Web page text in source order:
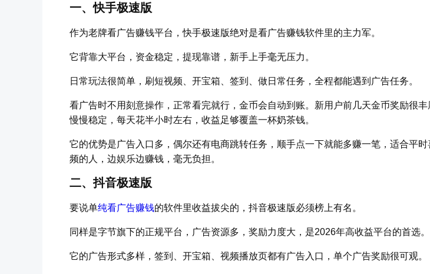
一、快手极速版
作为老牌看广告赚钱平台，快手极速版绝对是看广告赚钱软件里的主力军。
它背靠大平台，资金稳定，提现靠谱，新手上手毫无压力。
日常玩法很简单，刷短视频、开宝箱、签到、做日常任务，全程都能遇到广告任务。
看广告时不用刻意操作，正常看完就行，金币会自动到账。新用户前几天金币奖励很丰
慢慢稳定，每天花半小时左右，收益足够覆盖一杯奶茶钱。
它的优势是广告入口多，偶尔还有电商跳转任务，顺手点一下就能多赚一笔，适合平
频的人，边娱乐边赚钱，毫无负担。
二、抖音极速版
要说单纯看广告赚钱的软件里收益拔尖的，抖音极速版必须榜上有名。
同样是字节旗下的正规平台，广告资源多，奖励力度大，是2026年高收益平台的首选。
它的广告形式多样，签到、开宝箱、视频播放页都有广告入口，单个广告奖励很可观。